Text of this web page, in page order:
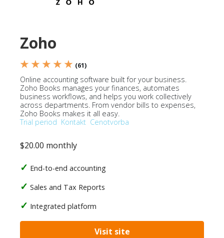
Zoho
★ ★ ★ ★ ★ (61)
Online accounting software built for your business.
Zoho Books manages your finances, automates
business workflows, and helps you work collectively
across departments. From vendor bills to expenses,
Zoho Books makes it all easy.
Trial period Kontakt Cenotvorba
$20.00 monthly
End-to-end accounting
Sales and Tax Reports
Integrated platform
Visit site